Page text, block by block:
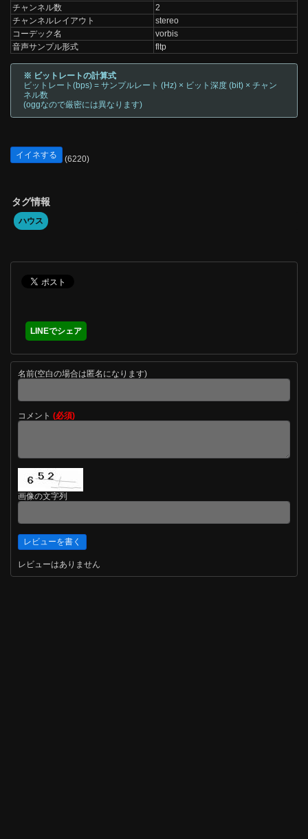
チャンネル数
2
チャンネルレイアウト
stereo
コーデック名
vorbis
音声サンプル形式
fltp
※ ビットレートの計算式
ビットレート(bps) = サンプルレート (Hz) × ビット深度 (bit) × チャン
ネル数
(oggなので厳密には異なります)
イイネする (6220)
タグ情報
ハウス
LINEでシェア
名前(空白の場合は匿名になります)
コメント (必須)
画像の文字列
レビューはありません